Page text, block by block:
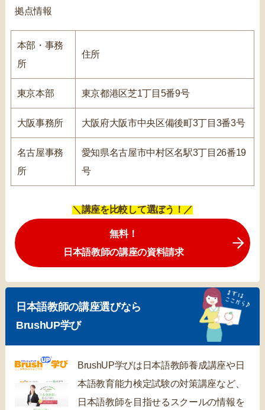
拠点情報
本部・事務
所
住所
東京本部 東京都港区芝1丁目5番9号
大阪事務所 大阪府大阪市中央区備後町3丁目3番3号
名古屋事務
所
愛知県名古屋市中村区名駅3丁目26番19
号
＼講座を比較して選ぼう！／
無料！
日本語教師の講座の資料請求
日本語教師の講座選びなら
BrushUP学び
BrushUP学びは日本語教師養成講座や日
本語教育能力検定試験の対策講座など、
日本語教師を目指せるスクールの情報を